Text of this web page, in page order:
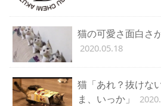
猫の可愛さ面白さ
2020.05.18
猫「あれ？抜けな
ま、いっか」